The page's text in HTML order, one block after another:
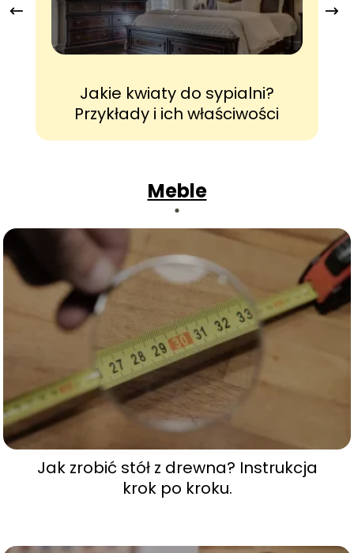
Jakie kwiaty do sypialni?
Przykłady i ich właściwości
Meble
Jak zrobić stół z drewna? Instrukcja
krok po kroku.